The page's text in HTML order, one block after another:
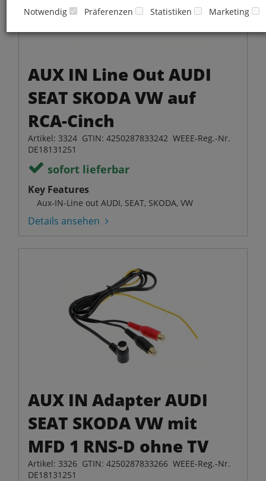
AUX IN Line Out AUDI
SEAT SKODA VW auf
RCA-Cinch
Artikel: 3324 GTIN: 4250287833242 WEEE-Reg.-Nr.
DE18131251
sofort lieferbar
Key Features
Aux-IN-Line out AUDI, SEAT, SKODA, VW
Details ansehen
AUX IN Adapter AUDI
SEAT SKODA VW mit
MFD 1 RNS-D ohne TV
Artikel: 3326 GTIN: 4250287833266 WEEE-Reg.-Nr.
DE18131251
Notwendig
Präferenzen Statistiken Marketing